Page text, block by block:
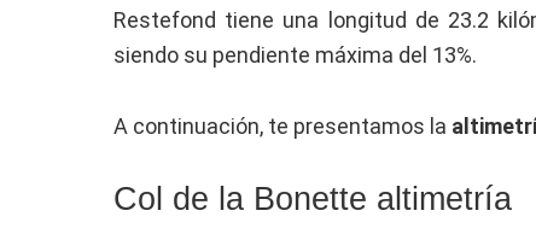
Restefond tiene una longitud de 23.2
siendo su pendiente máxima del 13%.
A continuación, te presentamos la
Col de la Bonette altimetría